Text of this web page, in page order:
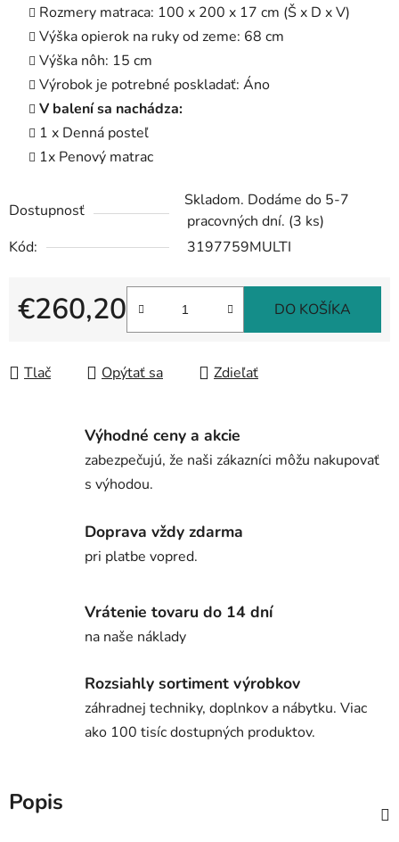
Rozmery matraca: 100 x 200 x 17 cm (Š x D x V)
Výška opierok na ruky od zeme: 68 cm
Výška nôh: 15 cm
Výrobok je potrebné poskladať: Áno
V balení sa nachádza:
1 x Denná posteľ
1x Penový matrac
Dostupnosť
Skladom. Dodáme do 5-7
pracovných dní. (3 ks)
Kód:
3197759MULTI
€260,20 DO KOŠÍKA
Tlač Opýtať sa Zdieľať
Výhodné ceny a akcie
zabezpečujú, že naši zákazníci môžu nakupovať
s výhodou.
Doprava vždy zdarma
pri platbe vopred.
Vrátenie tovaru do 14 dní
na naše náklady
Rozsiahly sortiment výrobkov
záhradnej techniky, doplnkov a nábytku. Viac
ako 100 tisíc dostupných produktov.
Popis